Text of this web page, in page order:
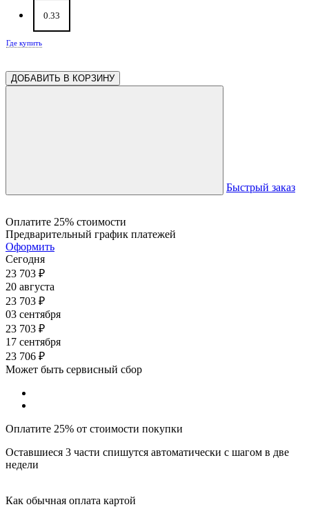
0.33
Где купить
ДОБАВИТЬ В КОРЗИНУ
Быстрый заказ
Оплатите 25% стоимости
Предварительный график платежей
Оформить
Сегодня
23 703 ₽
20 августа
23 703 ₽
03 сентября
23 703 ₽
17 сентября
23 706 ₽
Может быть сервисный сбор
Оплатите 25% от стоимости покупки
Оставшиеся 3 части спишутся автоматически с шагом в две
недели
Как обычная оплата картой